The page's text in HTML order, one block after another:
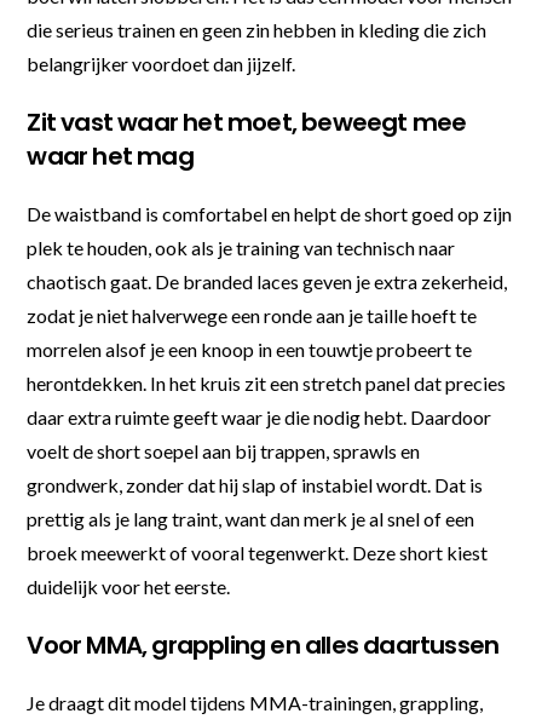
die serieus trainen en geen zin hebben in kleding die zich
belangrijker voordoet dan jijzelf.
Zit vast waar het moet, beweegt mee
waar het mag
De waistband is comfortabel en helpt de short goed op zijn
plek te houden, ook als je training van technisch naar
chaotisch gaat. De branded laces geven je extra zekerheid,
zodat je niet halverwege een ronde aan je taille hoeft te
morrelen alsof je een knoop in een touwtje probeert te
herontdekken. In het kruis zit een stretch panel dat precies
daar extra ruimte geeft waar je die nodig hebt. Daardoor
voelt de short soepel aan bij trappen, sprawls en
grondwerk, zonder dat hij slap of instabiel wordt. Dat is
prettig als je lang traint, want dan merk je al snel of een
broek meewerkt of vooral tegenwerkt. Deze short kiest
duidelijk voor het eerste.
Voor MMA, grappling en alles daartussen
Je draagt dit model tijdens MMA-trainingen, grappling,